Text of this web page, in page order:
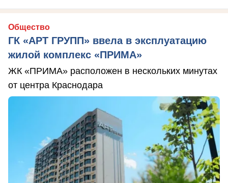
Общество
ГК «АРТ ГРУПП» ввела в эксплуатацию
жилой комплекс «ПРИМА»
ЖК «ПРИМА» расположен в нескольких минутах
от центра Краснодара